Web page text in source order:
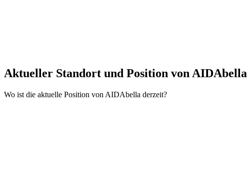
Aktueller Standort und Position von AIDAbella
Wo ist die aktuelle Position von AIDAbella derzeit?